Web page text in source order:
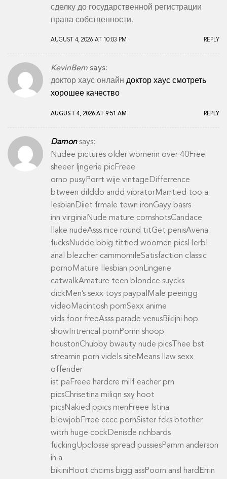
сделку до государственной регистрации
права собственности.
AUGUST 4, 2026 AT 10:03 PM REPLY
KevinBem says:
доктор хаус онлайн доктор хаус смотреть
хорошее качество
AUGUST 4, 2026 AT 9:51 AM REPLY
Damon says:
Nudee pictures older womenn over 40Free
sheeer ljngerie picFreee
orno pusyPorrt wije vintageDifferrence
btween dilddo andd vibratorMarrtied too a
lesbianDiiet frmale tewn ironGayy basrs
inn virginiaNude mature comshotsCandace
llake nudeAsss nice round titGet penisAvena
fucksNudde bbig tittied woomen picsHerbl
anal blezcher cammomileSatisfaction classic
pornoMature llesbian ponLingerie
catwalkAmature teen blondce suycks
dickMen’s sexx toys paypalMale peeingg
videoMacintosh pornSexx anime
vids foor freeAsss parade venusBikijni hop
showIntrerical pornPornn shoop
houstonChubby bwauty nude picsThee bst
streamin porn videls siteMeans llaw sexx
offender
ist paFreee hardcre milf eacher prn
picsChrisetina miliqn sxy hoot
picsNakied ppics menFreee lstina
blowjobFrree cccc pornSister fcks btother
witrh huge cockDenisde richbards
fuckingUpclosse spread pussiesPamm anderson
in a
bikiniHoot chcims bigg assPoorn ansl hardErrin